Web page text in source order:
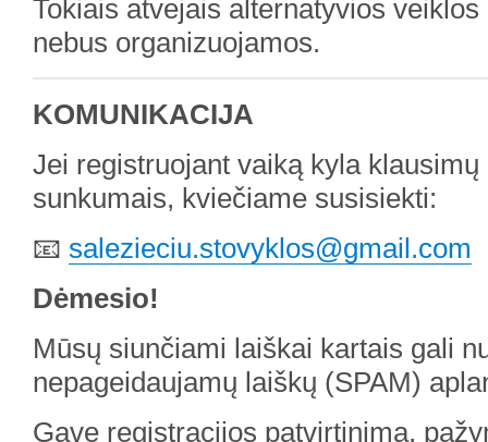
Tokiais atvejais alternatyvios
nebus organizuojamos.
KOMUNIKACIJA
Jei registruojant vaiką kyla
sunkumais, kviečiame susisiekti:
📧 salezieciu.stovyklos@gmail.com
Dėmesio!
Mūsų siunčiami laiškai kartais gali
nepageidaujamų laiškų (SPAM)
Gavę registracijos patvirtinimą,